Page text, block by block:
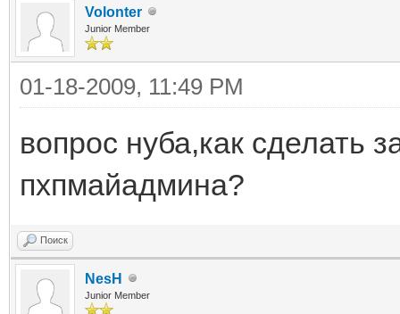
672,6661);
Volonter
Junior Member
01-18-2009, 11:49 PM
вопрос нуба,как сделать
пхпмайадмина?
Поиск
NesH
Junior Member